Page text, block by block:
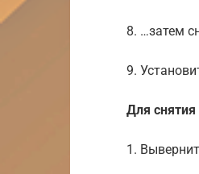
8. …затем
9.
Для снятия
1.